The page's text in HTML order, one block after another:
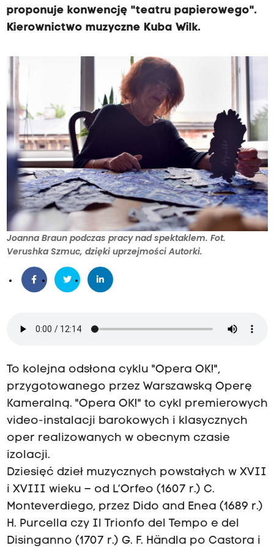
proponuje konwencję "teatru papierowego".
Kierownictwo muzyczne Kuba Wilk.
Joanna Braun podczas pracy nad spektaklem. Fot.
Verushka Szmuc, dzięki uprzejmości Autorki.
To kolejna odsłona cyklu "Opera OK!",
przygotowanego przez Warszawską Operę
Kameralną. "Opera OK!" to cykl premierowych
video-instalacji barokowych i klasycznych
oper realizowanych w obecnym czasie
izolacji.
Dziesięć dzieł muzycznych powstałych w XVII
i XVIII wieku – od L’Orfeo (1607 r.) C.
Monteverdiego, przez Dido and Enea (1689 r.)
H. Purcella czy Il Trionfo del Tempo e del
Disinganno (1707 r.) G. F. Händla po Castora i